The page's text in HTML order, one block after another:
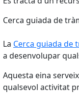
Cerca guiada de
La Cerca guiada de
a desenvolupar
Aquesta eina
qualsevol activitat